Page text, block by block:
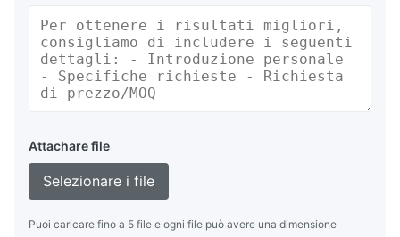
Attachare file
Selezionare i file
Puoi caricare fino a 5 file e ogni file può avere una dimensione